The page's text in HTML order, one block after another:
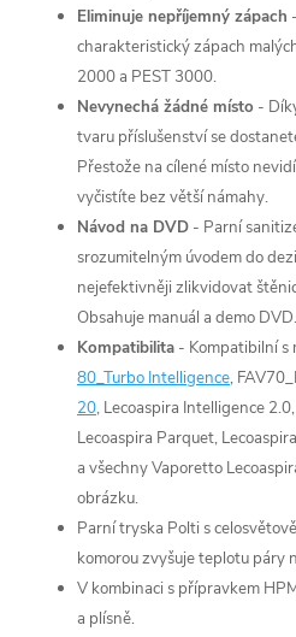
Eliminuje nepříjemný zápach
charakteristický zápach
2000 a PEST 3000.
Nevynechá žádné místo -
tvaru příslušenství se
Přestože na cílené místo
vyčistíte bez větší námahy.
Návod na DVD - Parní
srozumitelným úvodem do
nejefektivněji zlikvidovat
Obsahuje manuál a demo DVD.
Kompatibilita - Kompatibilní s
80_Turbo Intelligence,
20, Lecoaspira Intelligence
Lecoaspira Parquet,
a všechny Vaporetto
obrázku.
Parní tryska Polti s
komorou zvyšuje teplotu páry
V kombinaci s přípravkem
a plísně.